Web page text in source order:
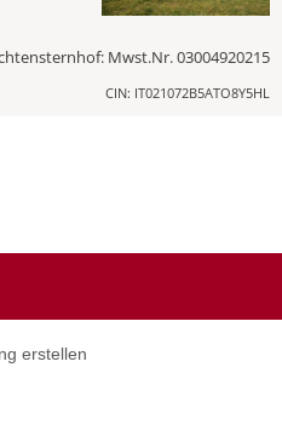
Mwst.Nr. 03004920215
CIN: IT021072B5ATO8Y5HL
erstellen